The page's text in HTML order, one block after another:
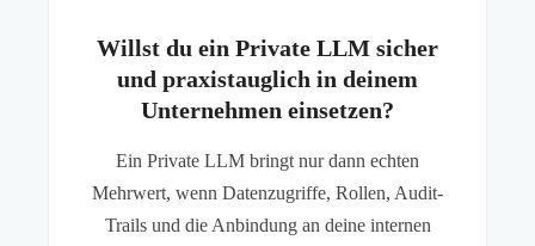
Willst du ein Private LLM sicher
und praxistauglich in deinem
Unternehmen einsetzen?
Ein Private LLM bringt nur dann echten
Mehrwert, wenn Datenzugriffe, Rollen, Audit-
Trails und die Anbindung an deine internen